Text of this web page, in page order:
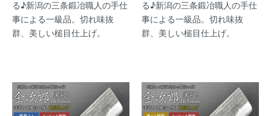
る♪新潟の三条鍛冶職人の手仕
事による一級品。切れ味抜
群、美しい槌目仕上げ。
る♪新潟の三条鍛冶職人の手仕
事による一級品。切れ味抜
群、美しい槌目仕上げ。